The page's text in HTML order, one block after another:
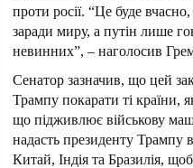
проти росії. “Це буде
заради миру, а путін лише
невинних”, – наголосив
Сенатор зазначив, що цей
Трампу покарати ті країни,
що підживлює військову
надасть президенту Трампу
Китай, Індія та Бразилія,